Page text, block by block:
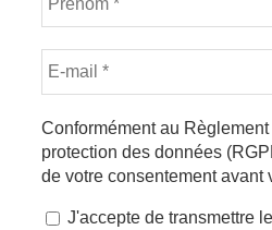
Conformément au
protection des données
de votre consentement avant
J'accepte de transmettre